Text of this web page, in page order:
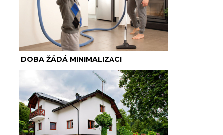
DOBA ŽÁDÁ MINIMALIZACI